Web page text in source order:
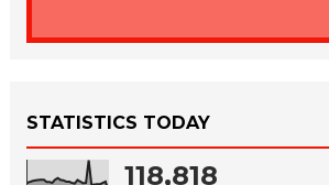
STATISTICS TODAY
118,818